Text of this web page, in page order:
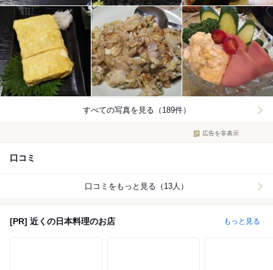
すべての写真を見る（189件）
広告を非表示
口コミ
口コミをもっと見る（13人）
[PR] 近くの日本料理のお店 もっと見る